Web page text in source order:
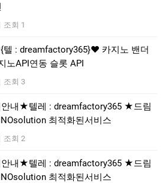
조회 1
: dreamfactory365}❤️ 카지노 밴더
노API연동 슬롯 API
조회 3
안내★텔레 : dreamfactory365 ★드림
최적화된서비스
조회 2
안내★텔레 : dreamfactory365 ★드림
최적화된서비스